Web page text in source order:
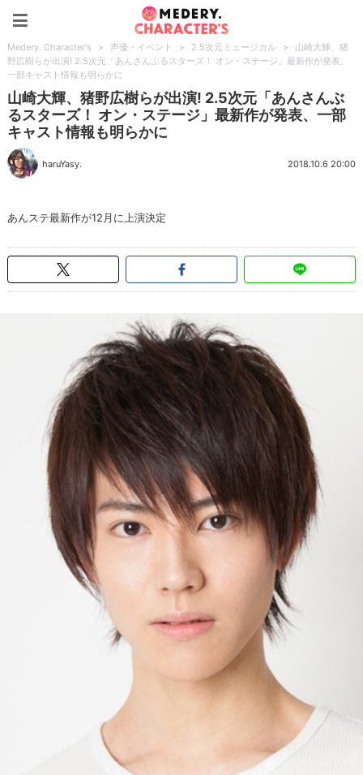
Medery. Character's > 声優・イベント > 2.5次元ミュージカル >
山崎大輝、猪
野広樹らが出演! 2.5次元「あんさんぶるスターズ！ オン・ステージ」最新作が発表、
一部キャスト情報も明らかに
山崎大輝、猪野広樹らが出演! 2.5次元「あんさんぶ
るスターズ！ オン・ステージ」最新作が発表、一部
キャスト情報も明らかに
haruYasy. 2018.10.6 20:00
あんステ最新作が12月に上演決定